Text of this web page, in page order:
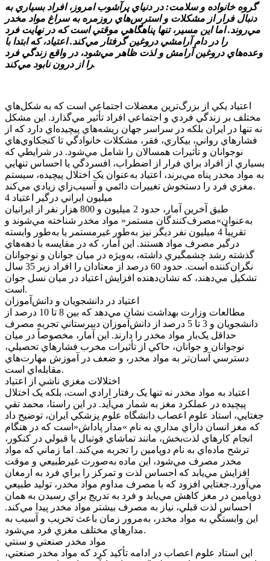
گروه خانواده و سلامت: در دنياي پرآشوب امروز، افراد بسياري به
دنبال فرار از مشکلات و استرس‌هاي روزمره به سراغ مواد مخدر
مي‌روند. اما اين مسير، تنها پناهگاهي موقتي است که در نهايت فرد
را در دام آرامشي دروغين گرفتار مي‌کند. اعتياد، که ابتدا با
وعده‌هاي دروغين آرامش و لذت ظاهر مي‌شود، در واقع زندگي فرد
را از درون نابود مي‌کند.
اعتياد يکي از بزرگ‌ترين معضلات اجتماعي است که به شکل‌هاي
مختلف بر زندگي فردي و اجتماعي افراد تأثير مي‌گذارد. اين مشکل
نه تنها در ايران بلکه در سراسر جهان ريشه‌هاي پيچيده‌اي دارد که از
فشارهاي رواني، بيکاري، فقر، مشکلات خانوادگي تا کنجکاوي‌هاي
نوجوانان و تأثيرات همسالان را شامل مي‌شود. در شرايطي که
بسياري از افراد براي فرار از اضطراب، افسردگي يا احساس تنهايي
به مواد مخدر پناه مي‌برند، اعتياد به‌عنوان يک اختلال پيچيده، سيستم
مغزي فرد را دستخوش تغييرات دائمي و آسيب‌زاي زيادي مي‌کند.
4 ميليون ايراني درگير اعتياد
طبق آخرين آمار، حدود 2 ميليون و 800 هزار نفر از ايرانيان
به‌عنوان»مصرف‌کنندگان مستمر« مواد مخدر شناخته مي‌شوند و
تقريباً 4 ميليون نفر ديگر نيز به‌طور غيرمستمر يا به‌طور وابسته
درگير مصرف مواد هستند. اين آمار، که در مقايسه با دهه‌هاي
گذشته رشد چشمگيري داشته، به‌ويژه در ميان جوانان و نوجوانان
نگران‌کننده است. حدود 60 درصد از معتادان را افراد زير 35 سال
تشکيل مي‌دهند، که نشان‌دهنده افزايش اعتياد در ميان نسل جوان
است.
اعتياد در دانشجويان و دانش‌آموزان
مطالعات وزارت بهداشت نشان مي‌دهد که بين 8 تا 10 درصد از
دانشجويان و 3 تا 5 درصد از دانش‌آموزان دبيرستاني تجربه مصرف
حداقل يک‌بار مواد مخدر را دارند. اين آمار، مخصوصاً در ميان
نوجوانان و جوانان، حاکي از تأثيرات مخرب فشارهاي تحصيلي،
دسترسي آسان‌تر به مواد مخدر، و ضعف در آموزش مهارت‌هاي
مقابله‌اي است.
اختلالات مغزي ناشي از اعتياد
اعتياد به مواد مخدر نه تنها يک رفتار ارادي است، بلکه يک اختلال
پيچيده در عملکرد مغز به شمار مي‌آيد. در اين راستا، محمد تقي
جغتايي، استاد علوم اعصاب دانشگاه علوم پزشکي ايران، توضيح داد
که مغز انسان داراي مداري به نام »مدار پاداش«است که در هنگام
انجام کارهاي لذت‌بخش، مانند تماشاي فوتبال يا قبولي در کنکور،
ترشح ماده‌اي به نام دوپامين را تجربه مي‌کند. اما زماني که مواد
مخدر مصرف مي‌شود، اين ماده به‌صورت غيرطبيعي و موقت
افزايش مي‌يابد که احساس لذت و تمرکز را براي فرد به ارمغان
مي‌آورد.جغتايي افزود که با مصرف مداوم مواد مخدر، توليد طبيعي
دوپامين در مغز کاهش مي‌يابد و فرد به تدريج براي رسيدن به همان
احساس لذت قبلي، نياز به مصرف بيشتر مواد مخدر پيدا مي‌کند.
اين وابستگي به مواد مخدر، به‌مرور زمان باعث تخريب و آسيب به
مدارهاي مختلف مغزي فرد مي‌شود.
مواد مخدر صنعتي و سنتي
اين استاد علوم اعصاب در ادامه تأکيد کرد که مواد مخدر صنعتي،